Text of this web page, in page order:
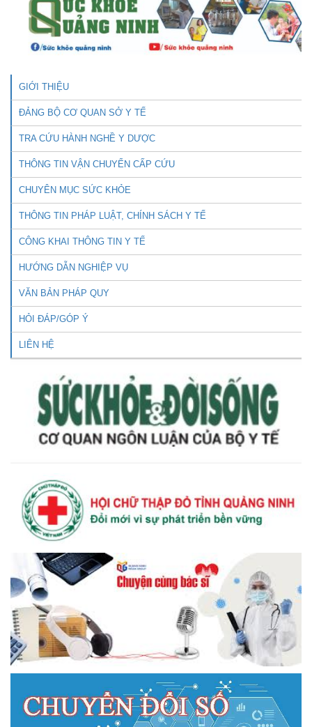
GIỚI THIỆU
ĐẢNG BỘ CƠ QUAN SỞ Y TẾ
TRA CỨU HÀNH NGHỀ Y DƯỢC
THÔNG TIN VẬN CHUYỂN CẤP CỨU
CHUYÊN MỤC SỨC KHỎE
THÔNG TIN PHÁP LUẬT, CHÍNH SÁCH Y TẾ
CÔNG KHAI THÔNG TIN Y TẾ
HƯỚNG DẪN NGHIỆP VỤ
VĂN BẢN PHÁP QUY
HỎI ĐÁP/GÓP Ý
LIÊN HỆ